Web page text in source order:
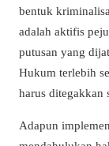
bentuk
adalah aktifis
putusan yang
Hukum terlebih
harus ditegakkan
Adapun